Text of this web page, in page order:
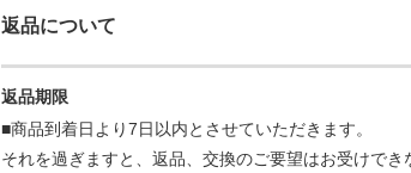
返品について
返品期限
■商品到着日より7日以内とさせていただきます。
それを過ぎますと、返品、交換のご要望はお受けでき